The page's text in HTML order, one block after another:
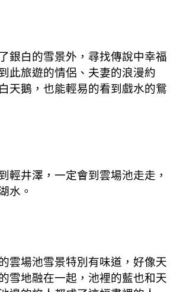
銀白的雪景外，尋找傳說中幸福
此旅遊的情侶、夫妻的浪漫約
天鵝，也能輕易的看到戲水的鴛
輕井澤，一定會到雲場池走走，
水。
雲場池雪景特別有味道，好像天
雪地融在一起，池裡的藍也和天